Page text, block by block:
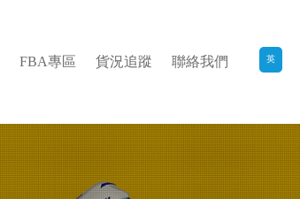
FBA專區 貨況追蹤 聯絡我們 英